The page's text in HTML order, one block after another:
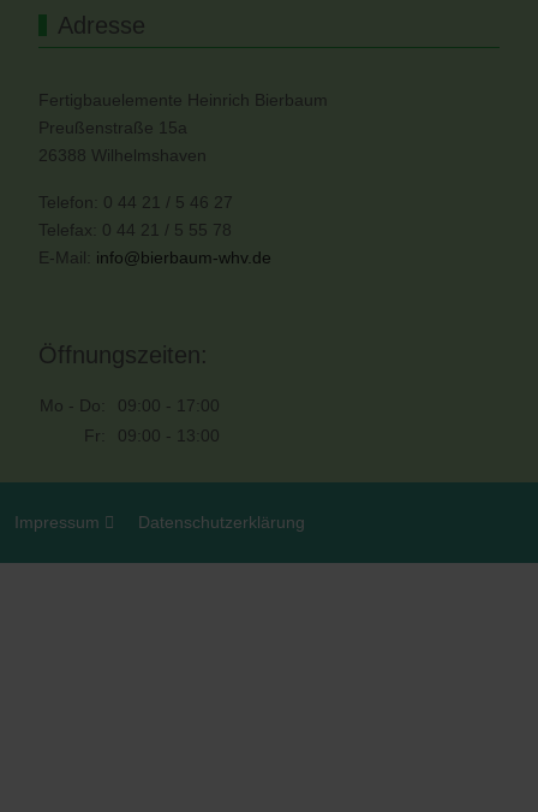
Adresse
Fertigbauelemente Heinrich Bierbaum
Preußenstraße 15a
26388 Wilhelmshaven
Telefon: 0 44 21 / 5 46 27
Telefax: 0 44 21 / 5 55 78
E-Mail: info@bierbaum-whv.de
Öffnungszeiten:
Mo - Do:
09:00 - 17:00
Fr:
09:00 - 13:00
Impressum Datenschutzerklärung